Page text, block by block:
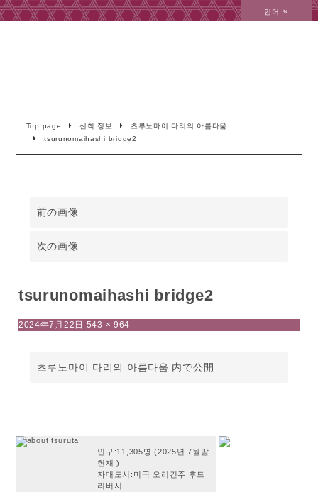
언어
Top page 신착 정보
츠루노마이 다리의 아름다움
tsurunomaihashi bridge2
前の画像
次の画像
tsurunomaihashi bridge2
投
2024年7月22日 フ
ズ
543 × 964
投
ゲ
츠루노마이 다리의 아름다움 内で公開
인구:11,305명 (2025년 7월말
현재 )
자매도시:미국 오리건주 후드
리버시